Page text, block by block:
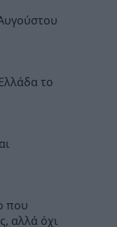
το
που
αλλά όχι